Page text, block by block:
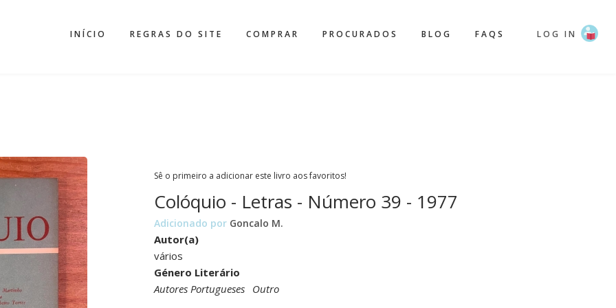
INÍCIO REGRAS DO SITE COMPRAR PROCURADOS BLOG FAQS LOG IN
Sê o primeiro a adicionar este livro aos favoritos!
Colóquio - Letras - Número 39 - 1977
Adicionado por Goncalo M.
Autor(a)
vários
Género Literário
Autores Portugueses Outro